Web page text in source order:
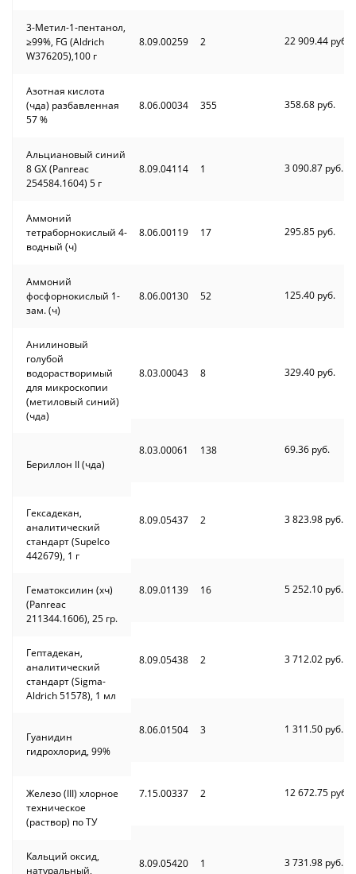
3-Метил-1-пентанол,
≥99%, FG (Aldrich
W376205),100 г
Азотная кислота
(чда) разбавленная
57 %
Альциановый синий
8 GX (Panreac
254584.1604) 5 г
Аммоний
тетраборнокислый 4-
водный (ч)
Аммоний
фосфорнокислый 1-
зам. (ч)
Анилиновый
голубой
водорастворимый
для микроскопии
(метиловый синий)
(чда)
Бериллон II (чда)
Гексадекан,
аналитический
стандарт (Supelco
442679), 1 г
Гематоксилин (хч)
(Panreac
211344.1606), 25 гр.
Гептадекан,
аналитический
стандарт (Sigma-
Aldrich 51578), 1 мл
Гуанидин
гидрохлорид, 99%
Железо (III) хлорное
техническое
(раствор) по ТУ
Кальций оксид,
натуральный,
8.09.00259 2 22 909.44 руб.
8.06.00034 355 358.68 руб.
8.09.04114 1 3 090.87 руб.
8.06.00119 17 295.85 руб.
8.06.00130 52 125.40 руб.
8.03.00043 8 329.40 руб.
8.03.00061 138 69.36 руб.
8.09.05437 2 3 823.98 руб.
8.09.01139 16 5 252.10 руб.
8.09.05438 2 3 712.02 руб.
8.06.01504 3 1 311.50 руб.
7.15.00337 2 12 672.75 руб.
8.09.05420 1 3 731.98 руб.